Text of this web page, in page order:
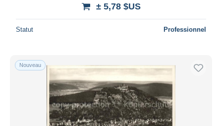
± 5,78 $US
Statut Professionnel
Nouveau